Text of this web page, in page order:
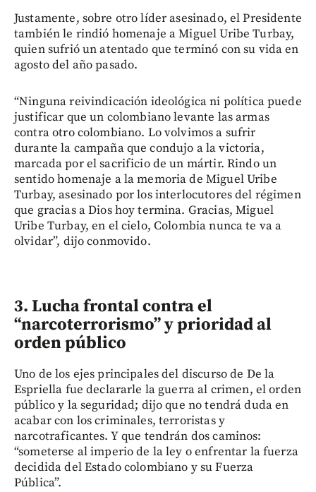
Justamente, sobre otro líder asesinado, el Presidente
también le rindió homenaje a Miguel Uribe Turbay,
quien sufrió un atentado que terminó con su vida en
agosto del año pasado.
“Ninguna reivindicación ideológica ni política puede
justificar que un colombiano levante las armas
contra otro colombiano. Lo volvimos a sufrir
durante la campaña que condujo a la victoria,
marcada por el sacrificio de un mártir. Rindo un
sentido homenaje a la memoria de Miguel Uribe
Turbay, asesinado por los interlocutores del régimen
que gracias a Dios hoy termina. Gracias, Miguel
Uribe Turbay, en el cielo, Colombia nunca te va a
olvidar”, dijo conmovido.
3. Lucha frontal contra el
“narcoterrorismo” y prioridad al
orden público
Uno de los ejes principales del discurso de De la
Espriella fue declararle la guerra al crimen, el orden
público y la seguridad; dijo que no tendrá duda en
acabar con los criminales, terroristas y
narcotraficantes. Y que tendrán dos caminos:
“someterse al imperio de la ley o enfrentar la fuerza
decidida del Estado colombiano y su Fuerza
Pública”.